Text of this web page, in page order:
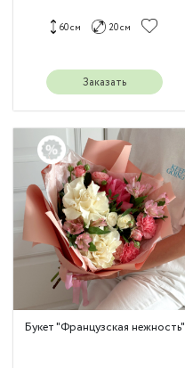
60 см 20 см
Заказать
Букет "Французская нежность"